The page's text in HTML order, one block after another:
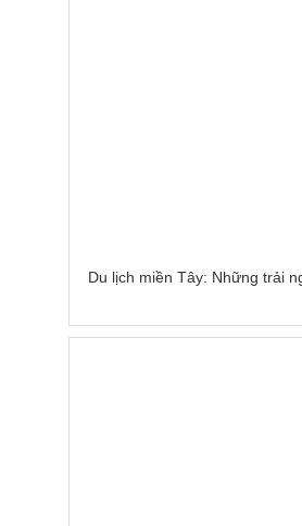
Du lịch miền Tây: Những trải